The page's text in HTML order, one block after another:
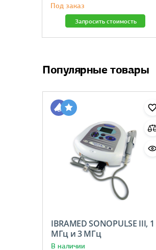
Под заказ
Запросить стоимость
Популярные товары
IBRAMED SONOPULSE III, 1
МГц и 3 МГц
В наличии